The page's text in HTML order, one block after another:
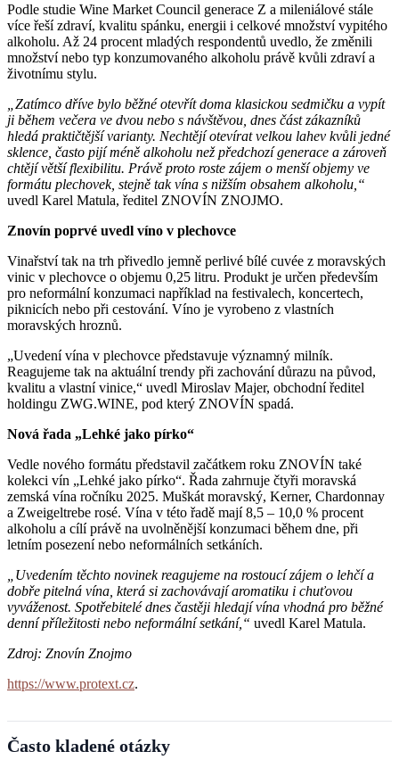
Podle studie Wine Market Council generace Z a mileniálové stále
více řeší zdraví, kvalitu spánku, energii i celkové množství vypitého
alkoholu. Až 24 procent mladých respondentů uvedlo, že změnili
množství nebo typ konzumovaného alkoholu právě kvůli zdraví a
životnímu stylu.
„Zatímco dříve bylo běžné otevřít doma klasickou sedmičku a vypít
ji během večera ve dvou nebo s návštěvou, dnes část zákazníků
hledá praktičtější varianty. Nechtějí otevírat velkou lahev kvůli jedné
sklence, často pijí méně alkoholu než předchozí generace a zároveň
chtějí větší flexibilitu. Právě proto roste zájem o menší objemy ve
formátu plechovek, stejně tak vína s nižším obsahem alkoholu,“
uvedl Karel Matula, ředitel ZNOVÍN ZNOJMO.
Znovín poprvé uvedl víno v plechovce
Vinařství tak na trh přivedlo jemně perlivé bílé cuvée z moravských
vinic v plechovce o objemu 0,25 litru. Produkt je určen především
pro neformální konzumaci například na festivalech, koncertech,
piknicích nebo při cestování. Víno je vyrobeno z vlastních
moravských hroznů.
„Uvedení vína v plechovce představuje významný milník.
Reagujeme tak na aktuální trendy při zachování důrazu na původ,
kvalitu a vlastní vinice,“ uvedl Miroslav Majer, obchodní ředitel
holdingu ZWG.WINE, pod který ZNOVÍN spadá.
Nová řada „Lehké jako pírko“
Vedle nového formátu představil začátkem roku ZNOVÍN také
kolekci vín „Lehké jako pírko“. Řada zahrnuje čtyři moravská
zemská vína ročníku 2025. Muškát moravský, Kerner, Chardonnay
a Zweigeltrebe rosé. Vína v této řadě mají 8,5 – 10,0 % procent
alkoholu a cílí právě na uvolněnější konzumaci během dne, při
letním posezení nebo neformálních setkáních.
„Uvedením těchto novinek reagujeme na rostoucí zájem o lehčí a
dobře pitelná vína, která si zachovávají aromatiku i chuťovou
vyváženost. Spotřebitelé dnes častěji hledají vína vhodná pro běžné
denní příležitosti nebo neformální setkání,“ uvedl Karel Matula.
Zdroj: Znovín Znojmo
https://www.protext.cz.
Často kladené otázky